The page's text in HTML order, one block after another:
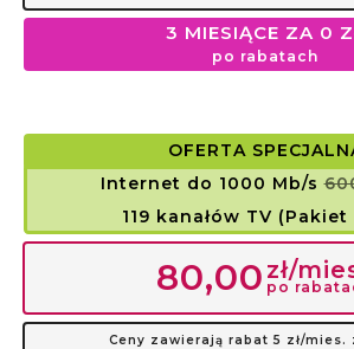
3 MIESIĄCE ZA 0
po rabatach
OFERTA
Internet do 1000 Mb/s
119 kanałów TV (Pakiet
80,00 zł/
po
Ceny zawierają rabat 5 zł/mies.